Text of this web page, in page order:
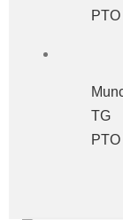
PTO
TG
PTO